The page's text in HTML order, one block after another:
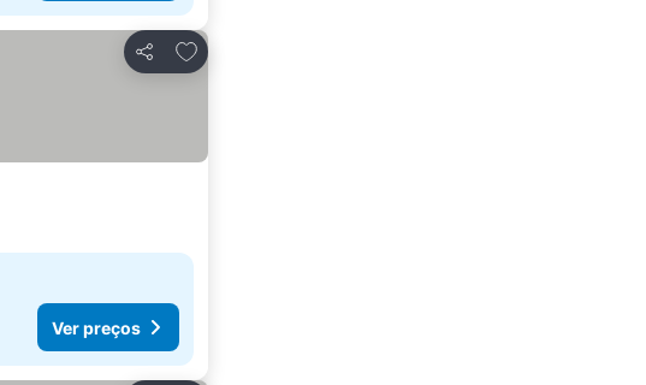
Partilhar
Adicionar aos favoritos
Ver preços